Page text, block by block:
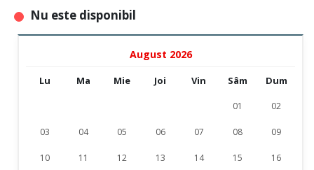
Nu este disponibil
August 2026
Lu Ma Mie Joi Vin Sâm Dum
01 02
03 04 05 06 07 08 09
10 11 12 13 14 15 16